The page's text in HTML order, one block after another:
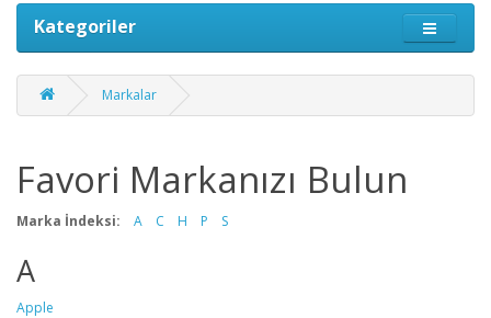
Kategoriler
Markalar
Favori Markanızı Bulun
Marka İndeksi: A C H P S
A
Apple